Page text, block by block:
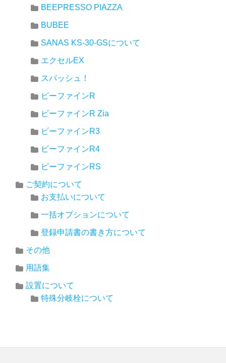
BEEPRESSO PIAZZA
BUBEE
SANAS KS-30-GSについて
エクセルEX
スパッシュ！
ビーファインR
ビーファインR Zia
ビーファインR3
ビーファインR4
ビーファインRS
ご契約について
お支払いについて
一括オプションについて
登録申請書の書き方について
その他
用語集
設置について
特殊分岐栓について